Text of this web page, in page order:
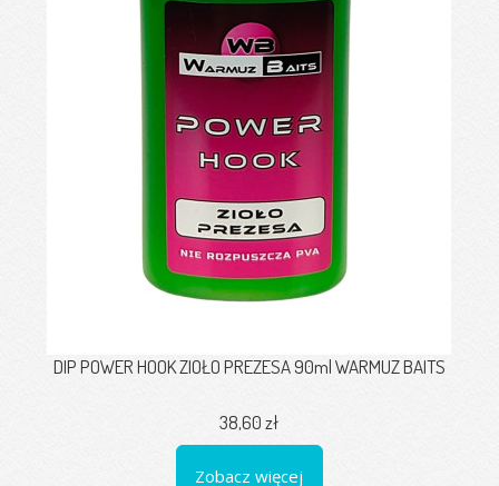
DIP POWER HOOK ZIOŁO PREZESA 90ml WARMUZ BAITS
38,60 zł
Zobacz więcej